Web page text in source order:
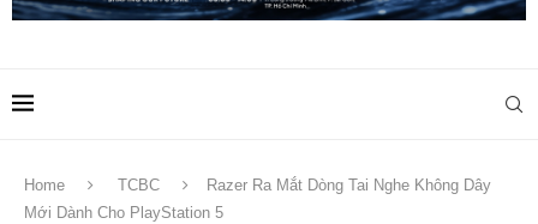
Home TCBC
Razer Ra Mắt Dòng Tai Nghe Không Dây
Mới Dành Cho PlayStation 5